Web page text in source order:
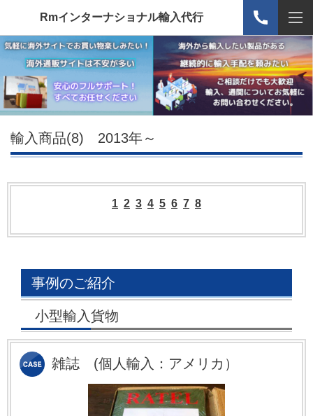
Rmインターナショナル輸入代行
輸入商品(8) 2013年～
1 2 3 4 5 6 7 8
事例のご紹介
小型輸入貨物
雑誌 (個人輸入：アメリカ）